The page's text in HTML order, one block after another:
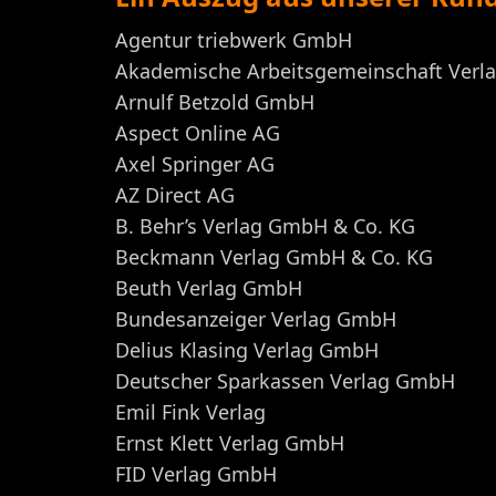
Agentur triebwerk GmbH
Akademische Arbeitsgemeinschaft
Arnulf Betzold GmbH
Aspect Online AG
Axel Springer AG
AZ Direct AG
B. Behr’s Verlag GmbH & Co. KG
Beckmann Verlag GmbH & Co. KG
Beuth Verlag GmbH
Bundesanzeiger Verlag GmbH
Delius Klasing Verlag GmbH
Deutscher Sparkassen Verlag GmbH
Emil Fink Verlag
Ernst Klett Verlag GmbH
FID Verlag GmbH